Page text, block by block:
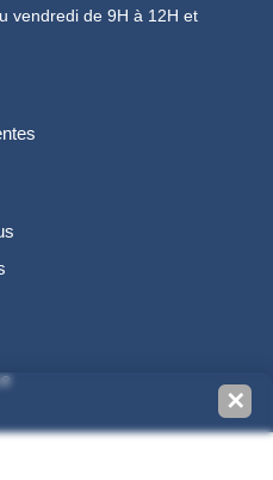
vendredi de 9H à 12H et
✕